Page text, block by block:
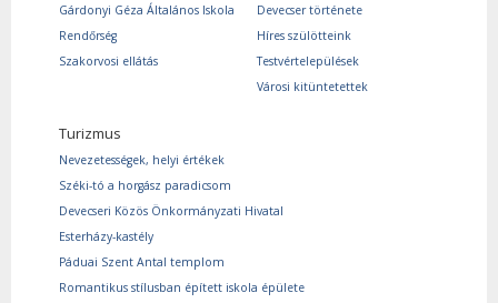
Gárdonyi Géza Általános Iskola
Rendőrség
Szakorvosi ellátás
Devecser története
Híres szülötteink
Testvértelepülések
Városi kitüntetettek
Turizmus
Nevezetességek, helyi értékek
Széki-tó a horgász paradicsom
Devecseri Közös Önkormányzati Hivatal
Esterházy-kastély
Páduai Szent Antal templom
Romantikus stílusban épített iskola épülete